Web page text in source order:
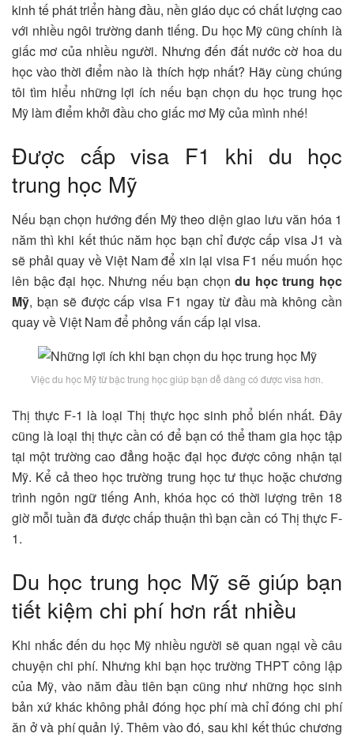
kinh tế phát triển hàng đầu, nền giáo dục có chất lượng cao
với nhiều ngôi trường danh tiếng. Du học Mỹ cũng chính là
giấc mơ của nhiều người. Nhưng đến đất nước cờ hoa du
học vào thời điểm nào là thích hợp nhất? Hãy cùng chúng
tôi tìm hiểu những lợi ích nếu bạn chọn du học trung học
Mỹ làm điểm khởi đầu cho giấc mơ Mỹ của mình nhé!
Được cấp visa F1 khi du học
trung học Mỹ
Nếu bạn chọn hướng đến Mỹ theo diện giao lưu văn hóa 1
năm thì khi kết thúc năm học bạn chỉ được cấp visa J1 và
sẽ phải quay về Việt Nam để xin lại visa F1 nếu muốn học
lên bậc đại học. Nhưng nếu bạn chọndu học trung học
Mỹ, bạn sẽ được cấp visa F1 ngay từ đầu mà không cần
quay về Việt Nam để phỏng vấn cấp lại visa.
Việc du học Mỹ từ bậc trung học giúp bạn dễ dàng có được visa hơn.
Thị thực F-1 là loại Thị thực học sinh phổ biến nhất. Đây
cũng là loại thị thực cần có để bạn có thể tham gia học tập
tại một trường cao đẳng hoặc đại học được công nhận tại
Mỹ. Kể cả theo học trường trung học tư thục hoặc chương
trình ngôn ngữ tiếng Anh, khóa học có thời lượng trên 18
giờ mỗi tuần đã được chấp thuận thì bạn cần có Thị thực F-
1.
Du học trung học Mỹ sẽ giúp bạn
tiết kiệm chi phí hơn rất nhiều
Khi nhắc đến du học Mỹ nhiều người sẽ quan ngại về câu
chuyện chi phí. Nhưng khi bạn học trường THPT công lập
của Mỹ, vào năm đầu tiên bạn cũng như những học sinh
bản xứ khác không phải đóng học phí mà chỉ đóng chi phí
ăn ở và phí quản lý. Thêm vào đó, sau khi kết thúc chương